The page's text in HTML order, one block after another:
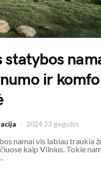
statybos
ir
2024 23 gegužės
namai vis labiau traukia
kaip Vilnius. Tokie